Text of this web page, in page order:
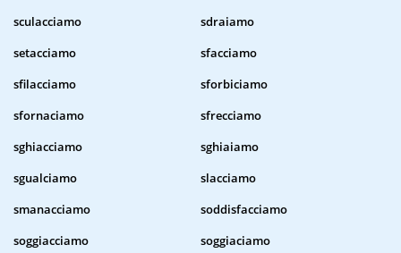
sculacciamo
sdraiamo
setacciamo
sfacciamo
sfilacciamo
sforbiciamo
sfornaciamo
sfrecciamo
sghiacciamo
sghiaiamo
sgualciamo
slacciamo
smanacciamo
soddisfacciamo
soggiacciamo
soggiaciamo